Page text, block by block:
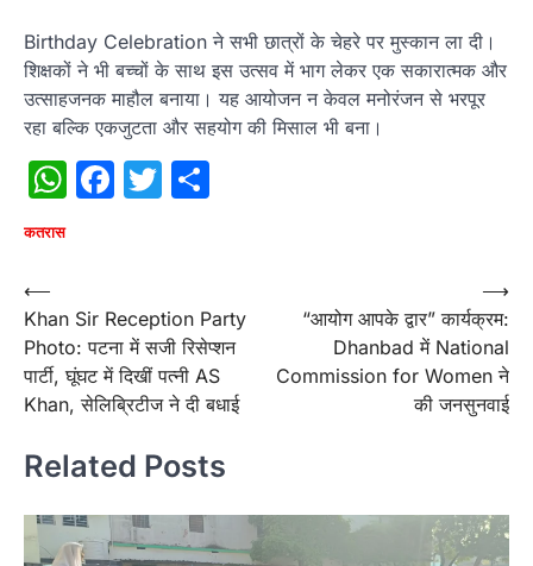
Birthday Celebration ने सभी छात्रों के चेहरे पर मुस्कान ला दी।
शिक्षकों ने भी बच्चों के साथ इस उत्सव में भाग लेकर एक सकारात्मक और
उत्साहजनक माहौल बनाया। यह आयोजन न केवल मनोरंजन से भरपूर
रहा बल्कि एकजुटता और सहयोग की मिसाल भी बना।
WhatsApp
Facebook
Twitter
कतरास
Post
navigation
⟵
Khan Sir Reception Party
Photo: पटना में सजी रिसेप्शन
पार्टी, घूंघट में दिखीं पत्नी AS
Khan, सेलिब्रिटीज ने दी बधाई
“आयोग आपके द्वार” कार्यक्रम:
Dhanbad में National
Commission for Women ने
की जनसुनवाई
⟶
Related Posts